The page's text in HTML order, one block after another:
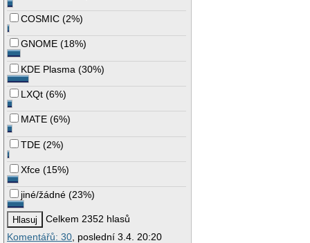
COSMIC (2%)
GNOME (18%)
KDE Plasma (30%)
LXQt (6%)
MATE (6%)
TDE (2%)
Xfce (15%)
jiné/žádné (23%)
Celkem 2352 hlasů
Komentářů: 30 , poslední 3.4. 20:20